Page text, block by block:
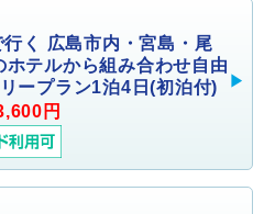
く 広島市内・宮島・尾
ホテルから組み合わせ自由
ープラン1泊4日(初泊付)
円